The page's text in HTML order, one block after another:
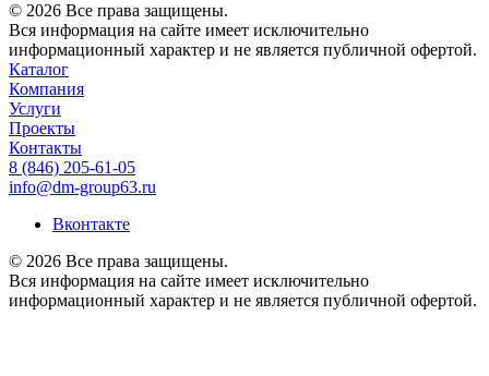
© 2026 Все права защищены.
Вся информация на сайте имеет исключительно
информационный характер и не является публичной офертой.
Каталог
Компания
Услуги
Проекты
Контакты
8 (846) 205-61-05
info@dm-group63.ru
Вконтакте
© 2026 Все права защищены.
Вся информация на сайте имеет исключительно
информационный характер и не является публичной офертой.